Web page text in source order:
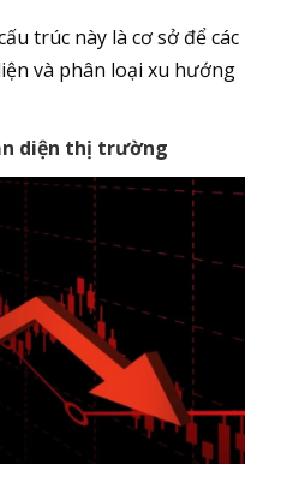
trúc này là cơ sở để các
và phân loại xu hướng
diện thị trường